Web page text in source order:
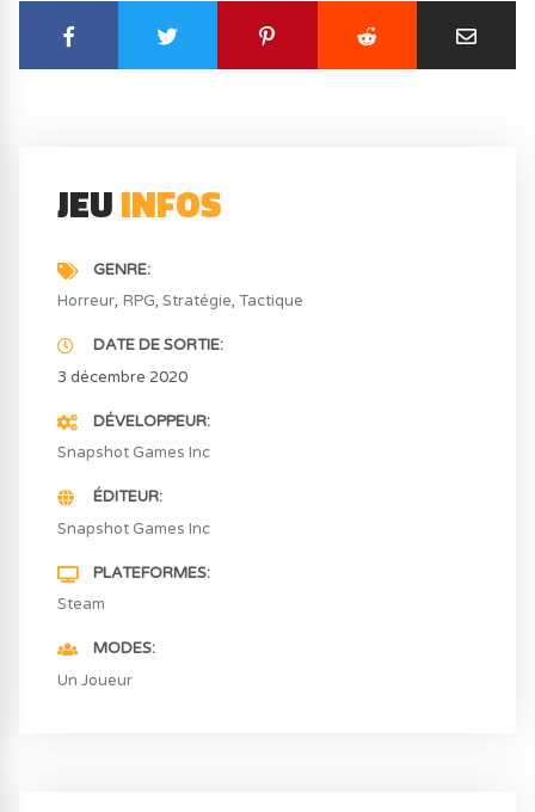
JEUINFOS
GENRE
Horreur RPG Stratégie Tactique
DATE DE SORTIE
3 décembre 2020
DÉVELOPPEUR
Snapshot Games Inc
ÉDITEUR
Snapshot Games Inc
PLATEFORMES
Steam
MODES
Un Joueur